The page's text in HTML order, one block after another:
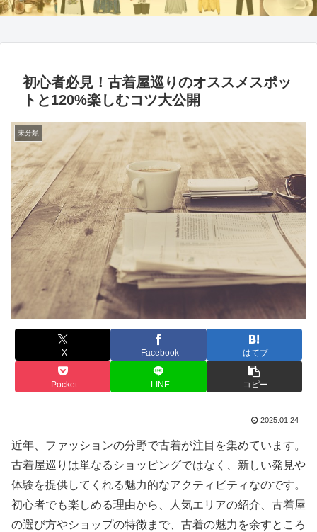
初心者必見！古着屋巡りのオススメスポッ
トと120%楽しむコツ大公開
未分類
X Facebook はてブ
Pocket LINE コピー
2025.01.24
近年、ファッションの分野で古着が注目を集めています。
古着屋巡りは単なるショッピングではなく、新しい発見や
体験を提供してくれる魅力的なアクティビティなのです。
初心者でも楽しめる理由から、人気エリアの紹介、古着屋
の選び方やショップの特徴まで、古着の魅力を余すところ